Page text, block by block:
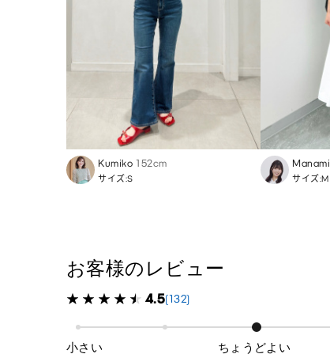
Kumiko 152cm
サイズ:S
Manami
サイズ:M
お客様のレビュー
4.5(132)
小さい ちょうどよい